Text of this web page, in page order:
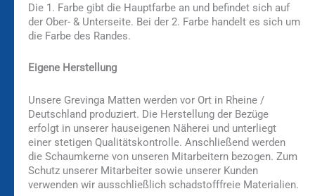
Die 1. Farbe gibt die Hauptfarbe an und befindet sich auf
der Ober- & Unterseite. Bei der 2. Farbe handelt es sich um
die Farbe des Randes.
Eigene Herstellung
Unsere Grevinga Matten werden vor Ort in Rheine /
Deutschland produziert. Die Herstellung der Bezüge
erfolgt in unserer hauseigenen Näherei und unterliegt
einer stetigen Qualitätskontrolle. Anschließend werden
die Schaumkerne von unseren Mitarbeitern bezogen. Zum
Schutz unserer Mitarbeiter sowie unserer Kunden
verwenden wir ausschließlich schadstofffreie Materialien.